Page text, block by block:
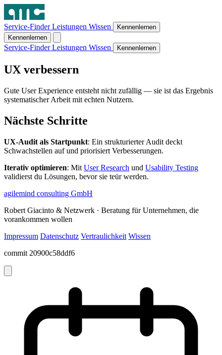
Service-FinderLeistungen Wissen
Kennenlernen
Kennenlernen
Service-FinderLeistungen Wissen Kennenlernen
UX verbessern
Gute User Experience entsteht nicht zufällig — sie ist das Ergebnis
systematischer Arbeit mit echten Nutzern.
Nächste Schritte
UX-Audit als Startpunkt: Ein strukturierter Audit deckt
Schwachstellen auf und priorisiert Verbesserungen.
Iterativ optimieren: Mit User Research und Usability Testing
validierst du Lösungen, bevor sie teür werden.
agilemind consulting GmbH
Robert Giacinto & Netzwerk · Beratung für Unternehmen, die
vorankommen wollen
Impressum Datenschutz Vertraulichkeit Wissen
commit 20900c58ddf6